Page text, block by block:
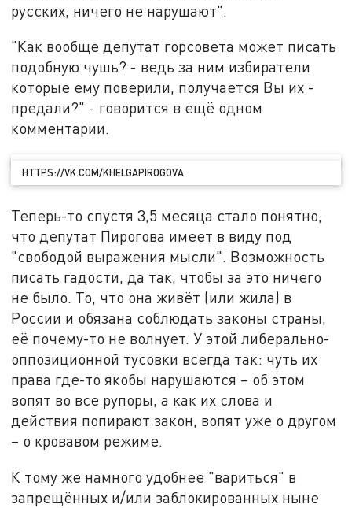
русских, ничего не нарушают".
"Как вообще депутат горсовета может писать
подобную чушь? - ведь за ним избиратели
которые ему поверили, получается Вы их -
предали?" - говорится в ещё одном
комментарии.
HTTPS://VK.COM/KHELGAPIROGOVA
Теперь-то спустя 3,5 месяца стало понятно,
что депутат Пирогова имеет в виду под
"свободой выражения мысли". Возможность
писать гадости, да так, чтобы за это ничего
не было. То, что она живёт (или жила) в
России и обязана соблюдать законы страны,
её почему-то не волнует. У этой либерально-
оппозиционной тусовки всегда так: чуть их
права где-то якобы нарушаются – об этом
вопят во все рупоры, а как их слова и
действия попирают закон, вопят уже о другом
– о кровавом режиме.
К тому же намного удобнее "вариться" в
запрещённых и/или заблокированных ныне